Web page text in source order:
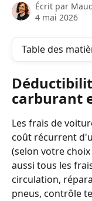
Écrit par
4 mai 2026
Table des
carburant
Les frais de
coût récurrent
(selon votre
aussi tous les
circulation,
pneus, contrôle